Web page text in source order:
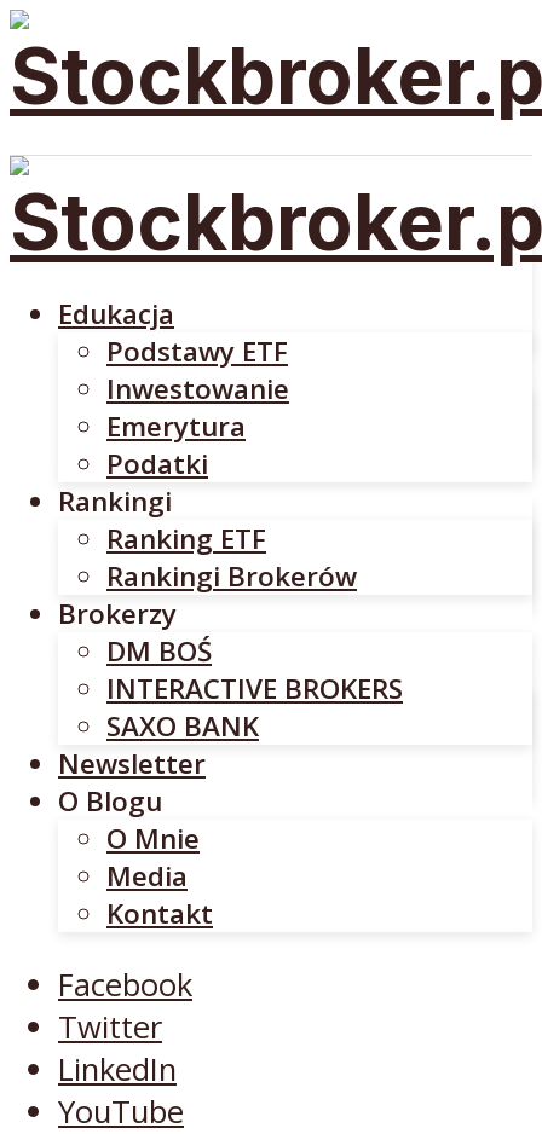
Podstawy ETF
Inwestowanie
Emerytura
Podatki
Rankingi
Ranking ETF
Rankingi Brokerów
Brokerzy
DM BOŚ
INTERACTIVE BROKERS
SAXO BANK
Newsletter
O Blogu
O Mnie
Media
Kontakt
Facebook
Twitter
LinkedIn
YouTube
Edukacja
Podstawy ETF
Inwestowanie
Emerytura
Podatki
Rankingi
Ranking ETF
Rankingi Brokerów
Brokerzy
DM BOŚ
INTERACTIVE BROKERS
SAXO BANK
Newsletter
O Blogu
O Mnie
Media
Kontakt
Facebook
Twitter
LinkedIn
YouTube